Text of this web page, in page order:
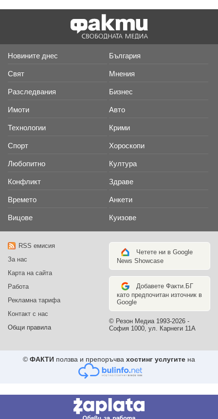
Новините днес България
Свят Мнения
Разследвания Бизнес
Имоти Авто
Технологии Крими
Спорт Хороскопи
Любопитно Култура
Конфликт Здраве
Времето Анкети
Вицове Куизове
RSS емисия
За нас
Карта на сайта
Работа
Рекламна тарифа
Контакт с нас
Общи правила
Четете ни в Google
News Showcase
Добавете Факти.БГ
като предпочитан източник в
Google
© Резон Медиа 1993-2026 -
София 1000, ул. Карнеги 11А
© ФАКТИ ползва и препоръчва хостинг услугите на